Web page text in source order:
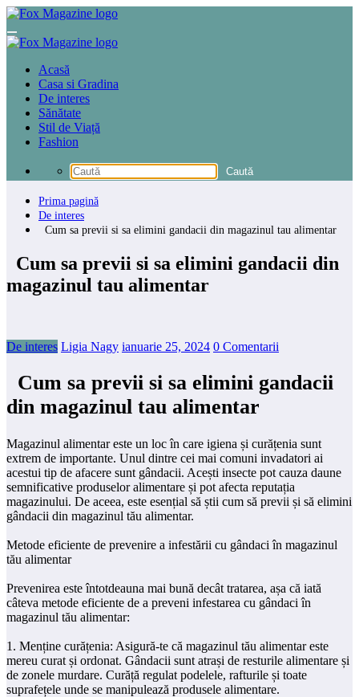
Sari
conținut
Acasă
Casa si Gradina
De interes
Sănătate
Stil de Viață
Fashion
Prima pagină
De interes
Cum sa previi si sa elimini gandacii din magazinul tau alimentar
Cum sa previi si sa elimini gandacii din
magazinul tau alimentar
De interes Ligia Nagy ianuarie 25, 2024 0 Comentarii
Cum sa previi si sa elimini gandacii
din magazinul tau alimentar
Magazinul alimentar este un loc în care igiena și curățenia sunt
extrem de importante. Unul dintre cei mai comuni invadatori ai
acestui tip de afacere sunt gândacii. Acești insecte pot cauza daune
semnificative produselor alimentare și pot afecta reputația
magazinului. De aceea, este esențial să știi cum să previi și să elimini
gândacii din magazinul tău alimentar.
Metode eficiente de prevenire a infestării cu gândaci în magazinul
tău alimentar
Prevenirea este întotdeauna mai bună decât tratarea, așa că iată
câteva metode eficiente de a preveni infestarea cu gândaci în
magazinul tău alimentar:
1. Menține curățenia: Asigură-te că magazinul tău alimentar este
mereu curat și ordonat. Gândacii sunt atrași de resturile alimentare și
de zonele murdare. Curăță regulat podelele, rafturile și toate
suprafețele unde se manipulează produsele alimentare.